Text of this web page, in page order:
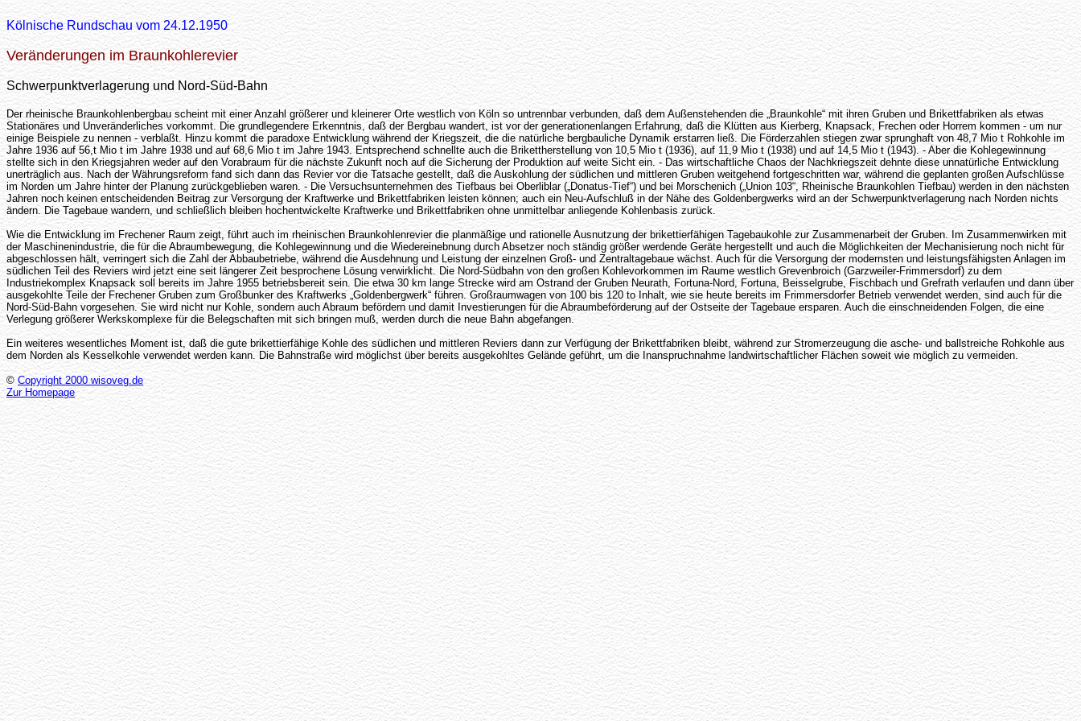
Kölnische Rundschau vom 24.12.1950
Veränderungen im Braunkohlerevier
Schwerpunktverlagerung und Nord-Süd-Bahn
Der rheinische Braunkohlenbergbau scheint mit einer Anzahl größerer und kleinerer Orte westlich von Köln so untrennbar verbunden, daß dem Außenstehenden die „Braunkohle“ mit ihren Gruben und Brikettfabriken als etwas
Stationäres und Unveränderliches vorkommt. Die grundlegendere Erkenntnis, daß der Bergbau wandert, ist vor der generationenlangen Erfahrung, daß die Klütten aus Kierberg, Knapsack, Frechen oder Horrem kommen - um nur
einige Beispiele zu nennen - verblaßt. Hinzu kommt die paradoxe Entwicklung während der Kriegszeit, die die natürliche bergbauliche Dynamik erstarren ließ. Die Förderzahlen stiegen zwar sprunghaft von 48,7 Mio t Rohkohle im
Jahre 1936 auf 56,t Mio t im Jahre 1938 und auf 68,6 Mio t im Jahre 1943. Entsprechend schnellte auch die Brikettherstellung von 10,5 Mio t (1936), auf 11,9 Mio t (1938) und auf 14,5 Mio t (1943). - Aber die Kohlegewinnung
stellte sich in den Kriegsjahren weder auf den Vorabraum für die nächste Zukunft noch auf die Sicherung der Produktion auf weite Sicht ein. - Das wirtschaftliche Chaos der Nachkriegszeit dehnte diese unnatürliche Entwicklung
unerträglich aus. Nach der Währungsreform fand sich dann das Revier vor die Tatsache gestellt, daß die Auskohlung der südlichen und mittleren Gruben weitgehend fortgeschritten war, während die geplanten großen Aufschlüsse
im Norden um Jahre hinter der Planung zurückgeblieben waren. - Die Versuchsunternehmen des Tiefbaus bei Oberliblar („Donatus-Tief“) und bei Morschenich („Union 103“, Rheinische Braunkohlen Tiefbau) werden in den nächsten
Jahren noch keinen entscheidenden Beitrag zur Versorgung der Kraftwerke und Brikettfabriken leisten können; auch ein Neu-Aufschluß in der Nähe des Goldenbergwerks wird an der Schwerpunktverlagerung nach Norden nichts
ändern. Die Tagebaue wandern, und schließlich bleiben hochentwickelte Kraftwerke und Brikettfabriken ohne unmittelbar anliegende Kohlenbasis zurück.
Wie die Entwicklung im Frechener Raum zeigt, führt auch im rheinischen Braunkohlenrevier die planmäßige und rationelle Ausnutzung der brikettierfähigen Tagebaukohle zur Zusammenarbeit der Gruben. Im Zusammenwirken mit
der Maschinenindustrie, die für die Abraumbewegung, die Kohlegewinnung und die Wiedereinebnung durch Absetzer noch ständig größer werdende Geräte hergestellt und auch die Möglichkeiten der Mechanisierung noch nicht für
abgeschlossen hält, verringert sich die Zahl der Abbaubetriebe, während die Ausdehnung und Leistung der einzelnen Groß- und Zentraltagebaue wächst. Auch für die Versorgung der modernsten und leistungsfähigsten Anlagen im
südlichen Teil des Reviers wird jetzt eine seit längerer Zeit besprochene Lösung verwirklicht. Die Nord-Südbahn von den großen Kohlevorkommen im Raume westlich Grevenbroich (Garzweiler-Frimmersdorf) zu dem
Industriekomplex Knapsack soll bereits im Jahre 1955 betriebsbereit sein. Die etwa 30 km lange Strecke wird am Ostrand der Gruben Neurath, Fortuna-Nord, Fortuna, Beisselgrube, Fischbach und Grefrath verlaufen und dann über
ausgekohlte Teile der Frechener Gruben zum Großbunker des Kraftwerks „Goldenbergwerk“ führen. Großraumwagen von 100 bis 120 to Inhalt, wie sie heute bereits im Frimmersdorfer Betrieb verwendet werden, sind auch für die
Nord-Süd-Bahn vorgesehen. Sie wird nicht nur Kohle, sondern auch Abraum befördern und damit Investierungen für die Abraumbeförderung auf der Ostseite der Tagebaue ersparen. Auch die einschneidenden Folgen, die eine
Verlegung größerer Werkskomplexe für die Belegschaften mit sich bringen muß, werden durch die neue Bahn abgefangen.
Ein weiteres wesentliches Moment ist, daß die gute brikettierfähige Kohle des südlichen und mittleren Reviers dann zur Verfügung der Brikettfabriken bleibt, während zur Stromerzeugung die asche- und ballstreiche Rohkohle aus
dem Norden als Kesselkohle verwendet werden kann. Die Bahnstraße wird möglichst über bereits ausgekohltes Gelände geführt, um die Inanspruchnahme landwirtschaftlicher Flächen soweit wie möglich zu vermeiden.
© Copyright 2000 wisoveg.de
Zur Homepage